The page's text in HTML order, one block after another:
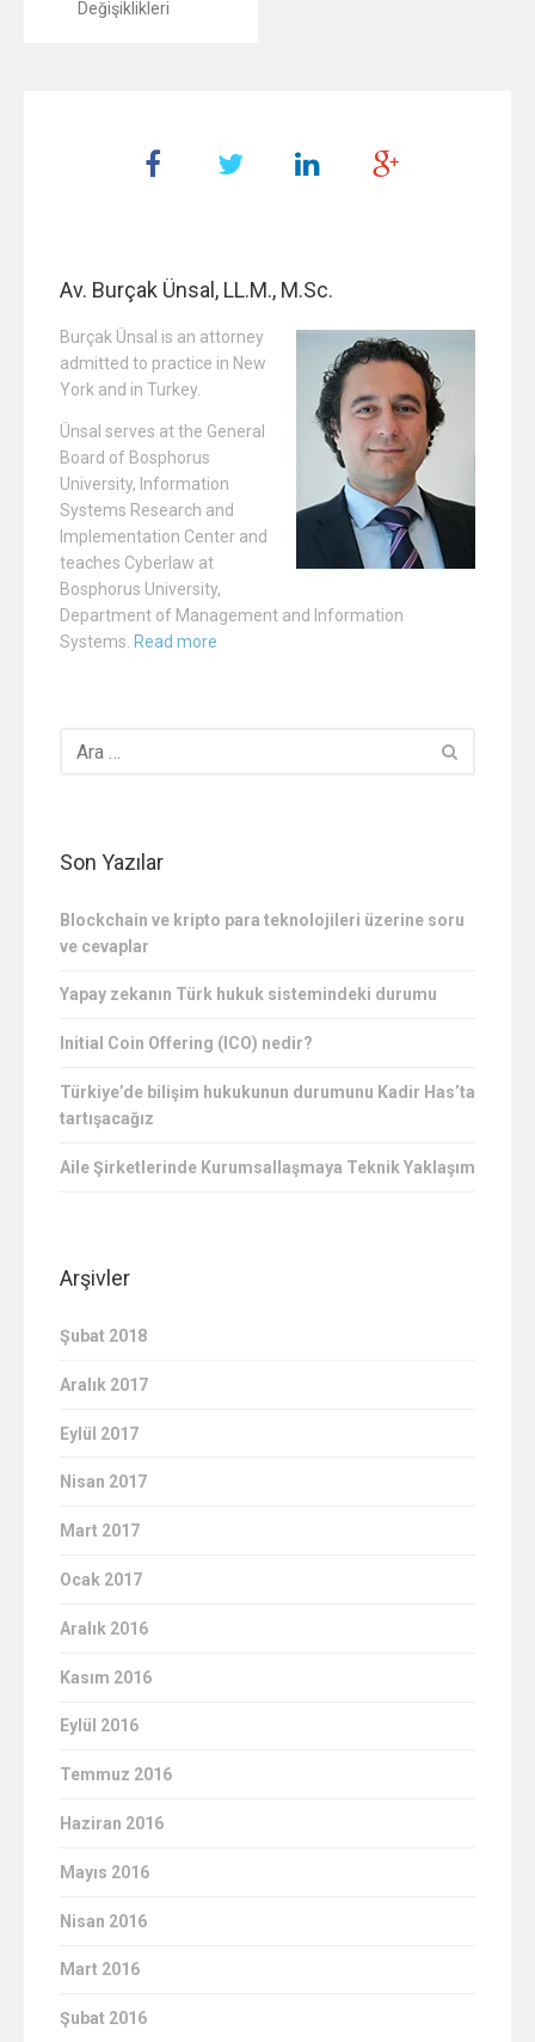
Değişiklikleri
Av. Burçak Ünsal, LL.M., M.Sc.
Burçak Ünsal is an attorney
admitted to practice in New
York and in Turkey.
Ünsal serves at the General
Board of Bosphorus
University, Information
Systems Research and
Implementation Center and
teaches Cyberlaw at
Bosphorus University,
Department of Management and Information
Systems. Read more
Son Yazılar
Blockchain ve kripto para teknolojileri üzerine soru
ve cevaplar
Yapay zekanın Türk hukuk sistemindeki durumu
Initial Coin Offering (ICO) nedir?
Türkiye’de bilişim hukukunun durumunu Kadir Has’ta
tartışacağız
Aile Şirketlerinde Kurumsallaşmaya Teknik Yaklaşım
Arşivler
Şubat 2018
Aralık 2017
Eylül 2017
Nisan 2017
Mart 2017
Ocak 2017
Aralık 2016
Kasım 2016
Eylül 2016
Temmuz 2016
Haziran 2016
Mayıs 2016
Nisan 2016
Mart 2016
Şubat 2016